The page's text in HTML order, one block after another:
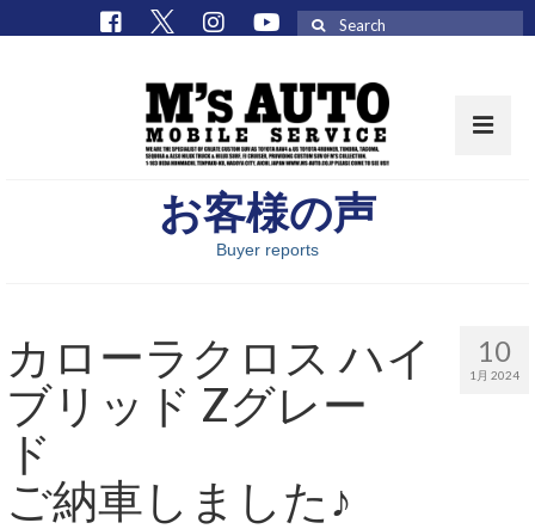
取扱車種一覧
M’sCollectionパーツ一覧
エムズオート
エムズオートとは
お客様の声
Buyer reports
10
1月 2024
カローラクロス ハイ
ブリッド Zグレー
ご納車しました♪